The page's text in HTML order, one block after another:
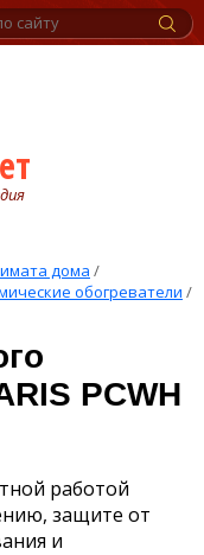
дома /
обогреватели /
PCWH
работой
защите от
и